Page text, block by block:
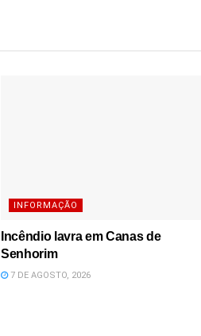
INFORMAÇÃO
Incêndio lavra em Canas de
Senhorim
7 DE AGOSTO, 2026